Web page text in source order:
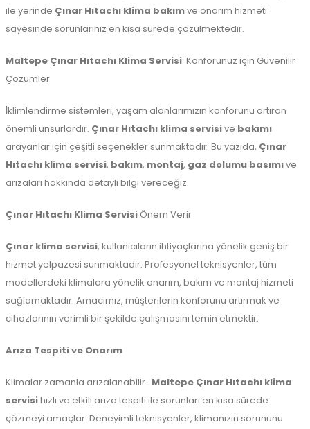
ile yerinde Çınar Hıtachı klima bakımve onarım hizmeti
sayesinde sorunlarınız en kısa sürede çözülmektedir.
Maltepe Çınar Hıtachı Klima Servisi: Konforunuz için Güvenilir
Çözümler
İklimlendirme sistemleri, yaşam alanlarımızın konforunu artıran
önemli unsurlardır. Çınar Hıtachı klima servisive bakımı
arayanlar için çeşitli seçenekler sunmaktadır. Bu yazıda, Çınar
Hıtachı klima servisi, bakım, montaj, gaz dolumu basımıve
arızaları hakkında detaylı bilgi vereceğiz.
Çınar Hıtachı Klima Servisi Önem Verir
Çınar klima servisi, kullanıcıların ihtiyaçlarına yönelik geniş bir
hizmet yelpazesi sunmaktadır. Profesyonel teknisyenler, tüm
modellerdeki klimalara yönelik onarım, bakım ve montaj hizmeti
sağlamaktadır. Amacımız, müşterilerin konforunu artırmak ve
cihazlarının verimli bir şekilde çalışmasını temin etmektir.
Arıza Tespiti ve Onarım
Klimalar zamanla arızalanabilir. Maltepe Çınar Hıtachı klima
servisihızlı ve etkili arıza tespiti ile sorunları en kısa sürede
çözmeyi amaçlar. Deneyimli teknisyenler, klimanızın sorununu